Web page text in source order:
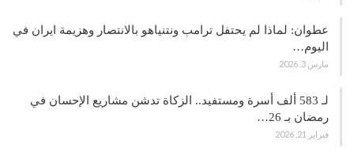
عطوان: لماذا لم يحتفل ترامب ونتنياهو بالانتصار وهزيمة ايران في
اليوم…
مارس 3, 2026
لـ 583 ألف أسرة ومستفيد.. الزكاة تدشن مشاريع الإحسان في
رمضان بـ 26…
فبراير 21, 2026